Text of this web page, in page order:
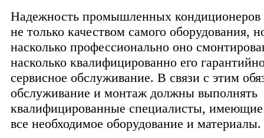
Надежность промышленных кондиционеров
не только качеством самого оборудования,
насколько профессионально оно
насколько квалифицированно его
сервисное обслуживание. В связи с этим
обслуживание и монтаж должны выполнять
квалифицированные специалисты,
все необходимое оборудование и материалы.